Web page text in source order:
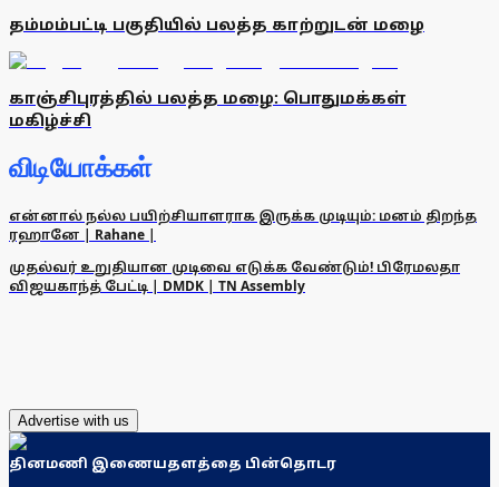
தம்மம்பட்டி பகுதியில் பலத்த காற்றுடன் மழை
காஞ்சிபுரத்தில் பலத்த மழை: பொதுமக்கள்
மகிழ்ச்சி
விடியோக்கள்
என்னால் நல்ல பயிற்சியாளராக இருக்க முடியும்: மனம் திறந்த
ரஹானே | Rahane |
முதல்வர் உறுதியான முடிவை எடுக்க வேண்டும்! பிரேமலதா
விஜயகாந்த் பேட்டி | DMDK | TN Assembly
Advertise with us
தினமணி இணையதளத்தை பின்தொடர